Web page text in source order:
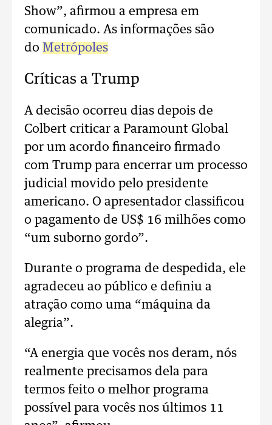
Show”, afirmou a empresa em
comunicado. As informações são
do Metrópoles
Críticas a Trump
A decisão ocorreu dias depois de
Colbert criticar a Paramount Global
por um acordo financeiro firmado
com Trump para encerrar um processo
judicial movido pelo presidente
americano. O apresentador classificou
o pagamento de US$ 16 milhões como
“um suborno gordo”.
Durante o programa de despedida, ele
agradeceu ao público e definiu a
atração como uma “máquina da
alegria”.
“A energia que vocês nos deram, nós
realmente precisamos dela para
termos feito o melhor programa
possível para vocês nos últimos 11